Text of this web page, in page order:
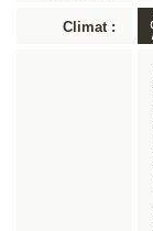
Climat :